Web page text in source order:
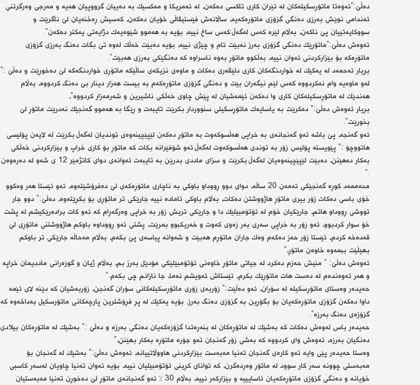
دەڵێ:”ئەوەتا ماتۆڕسكیلەكان لە ئێران كاری تاكسی دەكەن، لە ئەمریكا و مەكسیك بە دەییان گرووپیان هەیە و مەرجی وەرگرتنی
ئەندامی نوێش بەرزی دەنگی گزۆزی ماتۆڕەكەیە، ساڵانەش فێستیڤاڵی خۆیان دەكەن، كەسیش ڕەخنەیان لێ ناگرێت و
سووكایەتییان پێ ناكەن، بەڵام لێرە كەس لەگەڵ كەس ساخ نییە، بۆیە بە هەموو شێوەیەك دژایەتی یەكتر دەكەن”.
ئەوەش دەڵێ:”ماتۆڕێك دەنگی گزۆزی بەرز نەبێت تام و چێژی نییە، بۆیە دەبێت خەڵك لەوە تێ بگات دەنگ بەرزی گزۆزی
ماتۆڕەكە بۆ بێزاركردنی ئەوان نییە، بەڵكوو ماتۆڕ بەوە ناسراوە كە دەنگێكی بەرزی هەبێت”.
بڕیار ئەحمەد لە یەكێك لە خواردنگەكان كاری دلێڤەری دەكات و ماوەی نزیكەی ساڵێكە ماتۆڕی خواردنگەكە لێ دەخوڕێت و دەڵێ :”
لەو ماوەیە وام نەكردووە كەس لێم نیگەران بێت و دەنگی گزۆزی ماتۆڕەكەم بە بیست هەزار دینار بێ دەنگ كردووە، بەڵام
هەندێك لە ماتۆڕسكیلەكان كاری وا دەكەن ئێمەشیان لە پێش چاوی خەڵكی ناشیرین و شەرمەزار كردووە”،
بڕیار ئەوەش دەڵێ:” دەكرێت بە یاسایەك ماتۆڕسكیلی سنووردار بكرێت تایبەت و ڕێگا بە هەموو گەنجێك نەدرێت ماتۆڕ لێ
بخورێت”.
ئەو گەنجە، پێ باشە ئەو گەنجانەی بە خراپی هەڵسوكەوت بە ماتۆڕ دەكەن لێپێچینەوەی توندیان لەگەڵ بكرێت لە لایەن پۆلیسی
هاتووچۆ :” پێویستە پۆلیس زۆر بە توندی هەڵسوكەوت لەگەڵ ئەو شۆفێرانە بكات كە ماتۆڕ بۆ كاری خراپ و بێزاركردنی خەڵكی
بەكار دەهێنن، دەبێت لێپێچینەوەیان لەگەڵ بكرێت و سزای ماددی بدرێن بە تایبەت ئەوانەی دوای كاتژمێر 12 ی شەو لە دەرەوەن
.”
محەممەد كوڕە گەنجێكی تەمەن 20 ساڵە، دوای دوو ڕووداو باوكی بە ناچاری ماتۆڕەكەی لێ دەفرۆشێتەوە، ئەو ئێستا هەر وەكوو
خۆی باسی دەكات زۆر بیری ماتۆڕ هاژووشتن دەكات، بەڵام باوكی ئامادە نییە جارێكی تر ماتۆڕی بۆ بكڕێتەوە، دەڵێ:” دوو جار
تووشی ڕووداو هاتم، جارێكیان خۆم لە ئۆتۆمبێلێك دا و جارێكی تریش زۆر بە خراپی وەرگەڕام كە ئەو كات برادەرێكیشم لە پشت
خۆ سوار كردبوو، ئەو زۆر بە خراپی سەری بەر زەوی كەوت و خەریكبوو بمرێت، پشتی ئەو ڕووداوە باوكم هاژووشتنی ماتۆڕی لێ
قەدەخە كردم، ئێستا زۆر حەز دەكەم وەك جاران ماتۆڕم هەبێت و شەوانە پیاسەی پێ بكەم، بەڵام مەحاڵە جارێكی تر باوكم
بهێڵێت ببمەوە خاوەن ماتۆڕ،”
ئەوەش دەڵێ: ” منیش حەزم دەكرد لە جیاتی ماتۆڕ خاوەنی ئۆتۆمبێلێكی مۆدێل بەرز بم، بەڵام ژیان و گوزەرانی ماددیمان خراپە
و هەر ئەوەندەم لە دەست هات ماتۆڕێك بكرم، ئێستاش ئەویشم نەما، جا نازانم چی بكەم.”
حەیدەر وەستای ماتۆڕسكیلە لە سۆران، ئەو دەڵێت:” زۆربەی زۆری ماتۆڕسكیلەكانی سۆران گەنجن، زۆربەشیان كە دێنە لای ئێمە
داوا دەكەن گزۆزی ماتۆڕەكەیان بۆ بگۆڕین بە گزۆزی دەنگ بەرز, بۆیە یەكێك لە پڕ فڕۆشترین پارچەكانی ماتۆرسكیل بەداخەوە كە
گزۆزەی دەنگ بەرزە”.
حەیدەر باس لەوەش دەكات كە بەشێك لە ماتۆڕەكان لە بنەڕەتدا گزۆزەكەیان دەنگی بەرزە و دەڵێ :” بەشێك لە ماتۆڕەكان بیلادی
دەنگیان بەرزە، ئەوەش وای كردووە كە بەشی زۆر گەنجان ئەو جۆرە ماتۆڕە بەكار بهێنن،”
وەستا حەیدەر پێی وایە ئەو كارەی گەنجان تەنیا مەبەست بێزاركردنی هاووڵاتییانە، ئەوەش دەڵێ:” بەشێك لە گەنجان بۆ
مەبەستی چوونە سەر كار سوود لە ماتۆڕ وەردەگرن، كە توانای كڕینی ئۆتۆمبێلیان نییە، بۆیە ئەوان تەنیا چاویان لەسەر كاسبی
خۆیانە و دەنگی گزۆزی ماتۆڕەكەیان ئاسایییە و بێزاركەر نییە، بەڵام 30 % ئەو گەنجانەی ماتۆڕ لێ دەخوڕن تەنیا مەبەستیان